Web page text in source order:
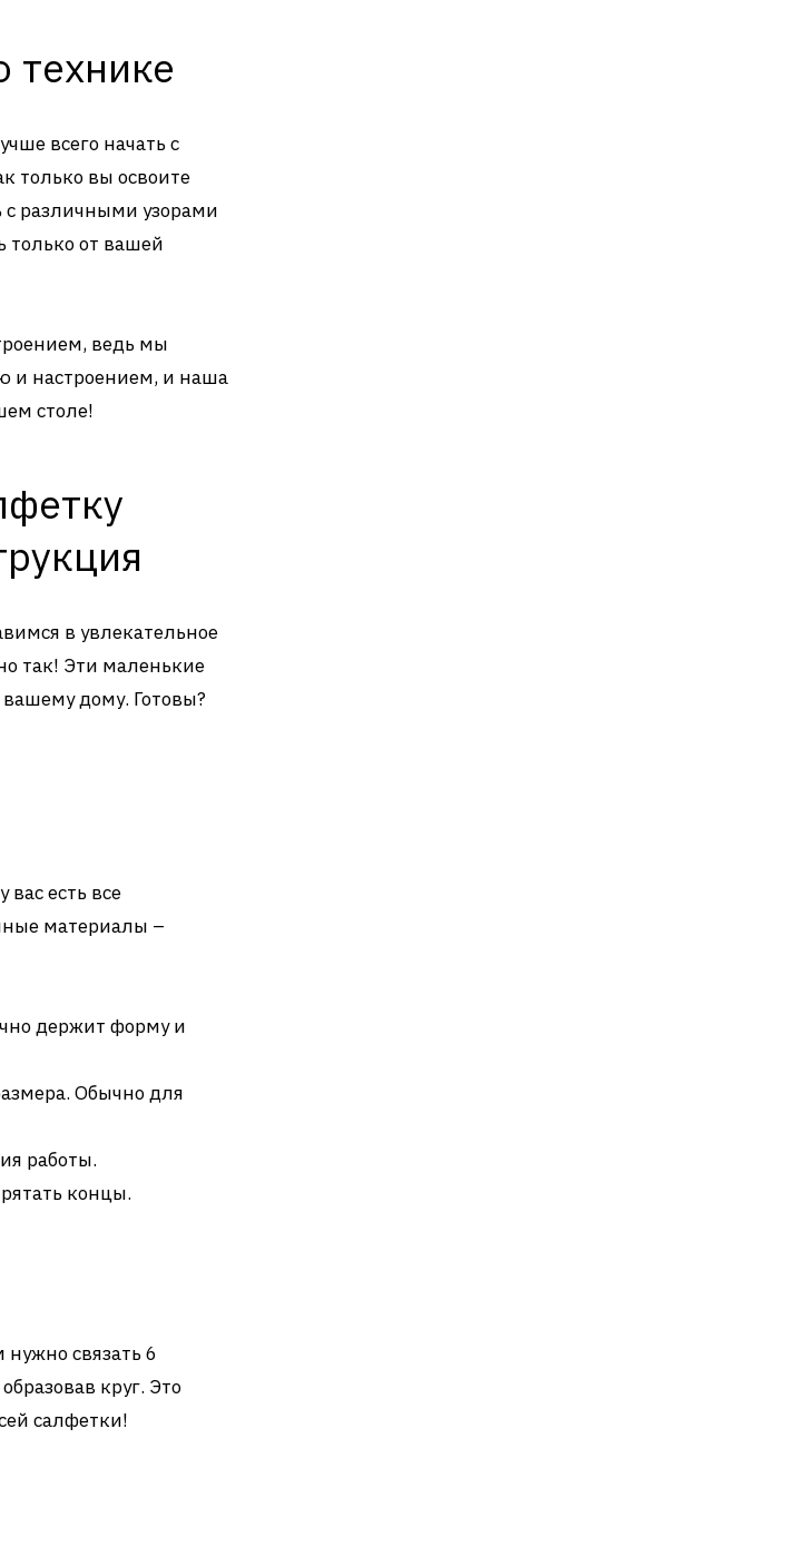
технике
всего начать с
только вы освоите
различными узорами
только от вашей
ведь мы
и настроением, и наша
столе!
в увлекательное
так! Эти маленькие
дому. Готовы?
есть все
материалы –
держит форму и
Обычно для
работы.
концы.
связать 6
круг. Это
салфетки!